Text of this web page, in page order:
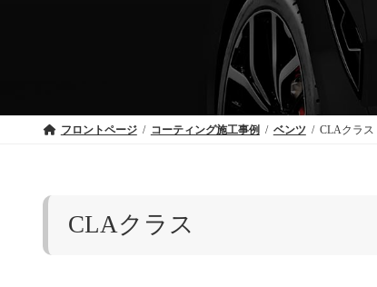
フロントページ コーティング施工事例 ベンツ CLAクラス
CLAクラス